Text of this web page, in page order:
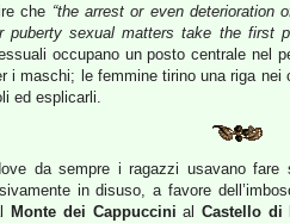
che “the arrest or even deterioration
sexual matters take the first
occupano un posto centrale nel
i maschi; le femmine tirino una riga
ed esplicarli.
da sempre i ragazzi usavano fare
in disuso, a favore
Monte dei Cappuccini alCastello di